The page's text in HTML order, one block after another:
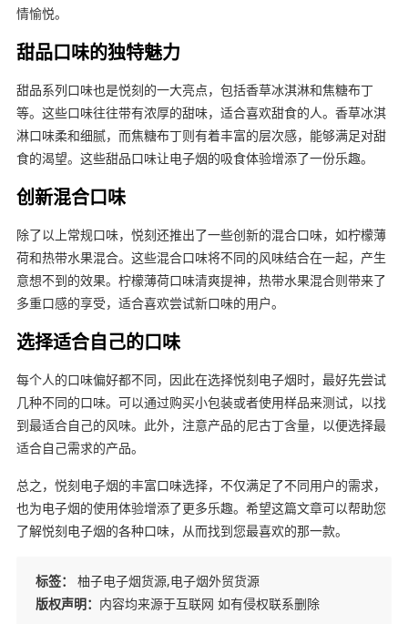
情愉悦。
甜品口味的独特魅力
甜品系列口味也是悦刻的一大亮点，包括香草冰淇淋和焦糖布丁
等。这些口味往往带有浓厚的甜味，适合喜欢甜食的人。香草冰淇
淋口味柔和细腻，而焦糖布丁则有着丰富的层次感，能够满足对甜
食的渴望。这些甜品口味让电子烟的吸食体验增添了一份乐趣。
创新混合口味
除了以上常规口味，悦刻还推出了一些创新的混合口味，如柠檬薄
荷和热带水果混合。这些混合口味将不同的风味结合在一起，产生
意想不到的效果。柠檬薄荷口味清爽提神，热带水果混合则带来了
多重口感的享受，适合喜欢尝试新口味的用户。
选择适合自己的口味
每个人的口味偏好都不同，因此在选择悦刻电子烟时，最好先尝试
几种不同的口味。可以通过购买小包装或者使用样品来测试，以找
到最适合自己的风味。此外，注意产品的尼古丁含量，以便选择最
适合自己需求的产品。
总之，悦刻电子烟的丰富口味选择，不仅满足了不同用户的需求，
也为电子烟的使用体验增添了更多乐趣。希望这篇文章可以帮助您
了解悦刻电子烟的各种口味，从而找到您最喜欢的那一款。
标签：
柚子电子烟货源,电子烟外贸货源
版权声明： 内容均来源于互联网 如有侵权联系删除